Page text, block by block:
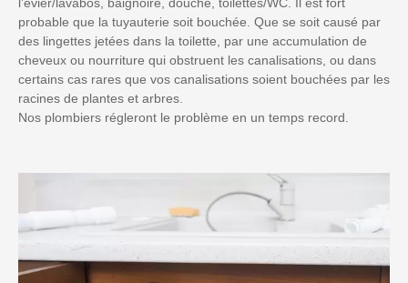
probable que la tuyauterie soit bouchée. Que se soit causé par
des lingettes jetées dans la toilette, par une accumulation de
cheveux ou nourriture qui obstruent les canalisations, ou dans
certains cas rares que vos canalisations soient bouchées par les
racines de plantes et arbres.
Nos plombiers régleront le problème en un temps record.